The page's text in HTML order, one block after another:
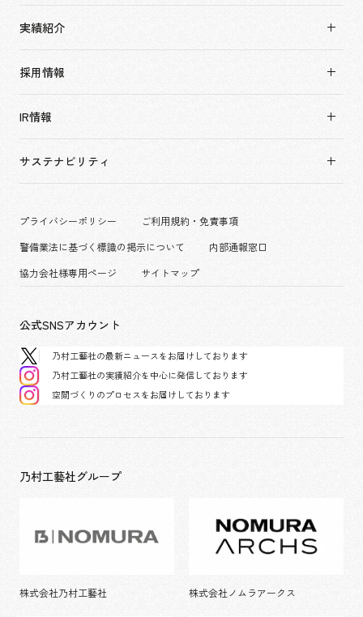
ソーシャルグッド
会社概要・アクセス
役員構成・組織図
実績紹介
アーバン & リテール
ホスピタリティ
コーポレート
コンベンション & イベント
パブリック
採用情報
キャリア採用
働く環境
IR情報
サステナビリティ
プライバシーポリシー
ご利用規約・免責事項
警備業法に基づく標識の掲示について
内部通報窓口
協力会社様専用ページ
サイトマップ
公式SNSアカウント
乃村工藝社の最新ニュースをお届けしております
乃村工藝社の実績紹介を中心に発信しております
空間づくりのプロセスをお届けしております
乃村工藝社グループ
株式会社乃村工藝社 株式会社ノムラアークス